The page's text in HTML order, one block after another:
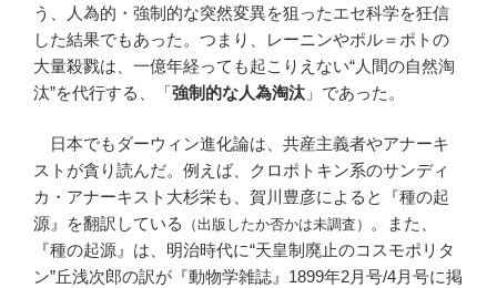
う、人為的・強制的な突然変異を狙ったエセ科学を狂信
した結果でもあった。つまり、レーニンやポル＝ポトの
大量殺戮は、一億年経っても起こりえない“人間の自然淘
汰”を代行する、「強制的な人為淘汰 」であった。
日本でもダーウィン進化論は、共産主義者やアナーキ
ストが貪り読んだ。例えば、クロポトキン系のサンディ
カ・アナーキスト大杉栄も、賀川豊彦によると『種の起
源』を翻訳している
（出版したか否かは未調査）
。また、
『種の起源』は、明治時代に“天皇制廃止のコスモポリタ
ン”丘浅次郎の訳が『動物学雑誌』1899年2月号/4月号に掲